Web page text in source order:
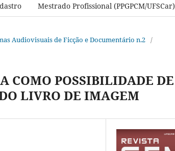
Mestrado Profissional (PPGPCM/UFSCar)
Audiovisuais de Ficção e Documentário n.2 /
COMO POSSIBILIDADE DE
LIVRO DE IMAGEM